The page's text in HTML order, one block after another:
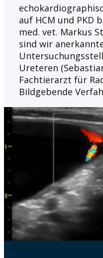
auf HCM und PKD
med. vet. Markus
sind wir
Ureteren
Fachtierarzt für
Bildgebende